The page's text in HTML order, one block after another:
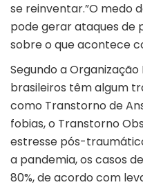
se reinventar.”O medo
pode gerar ataques de
sobre o que acontece
Segundo a Organização
brasileiros têm algum
como Transtorno de
fobias, o Transtorno
estresse pós-
a pandemia, os casos
80%, de acordo com